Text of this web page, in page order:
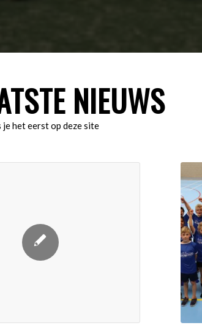
NIEUWS
je het eerst op deze site